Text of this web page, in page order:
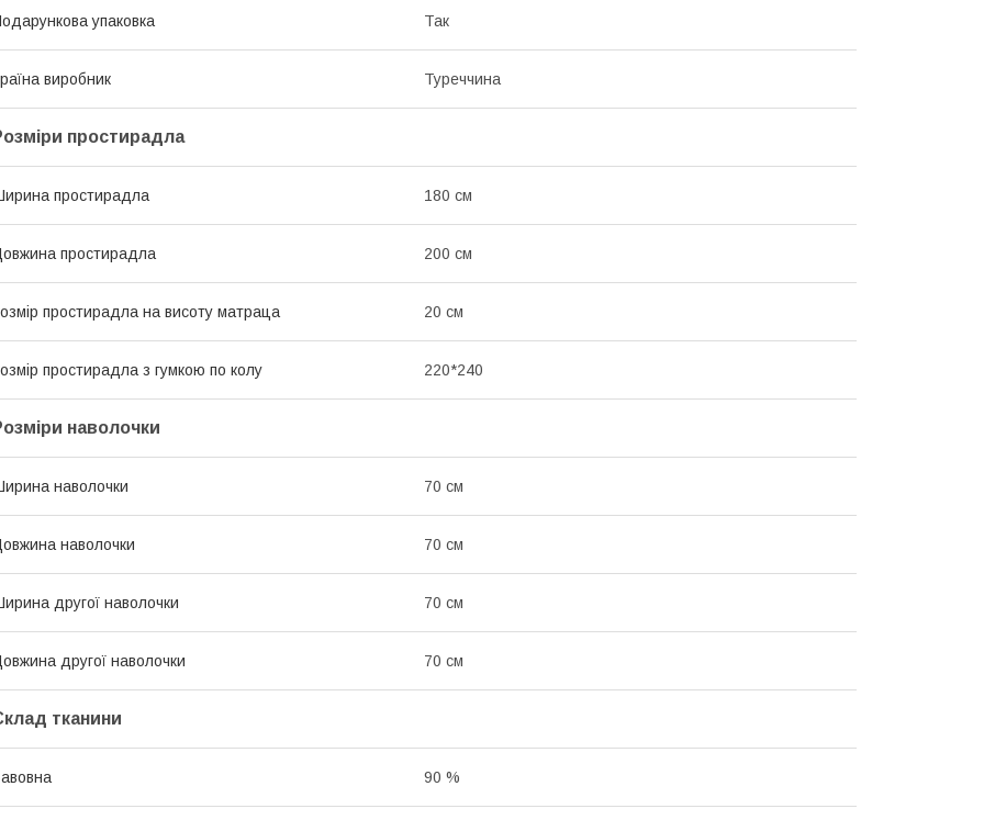
упаковка Так
виробник Туреччина
простирадла
простирадла 180 см
простирадла 200 см
простирадла на висоту матраца 20 см
простирадла з гумкою по колу 220*240
наволочки
наволочки 70 см
наволочки 70 см
другої наволочки 70 см
другої наволочки 70 см
тканини
90 %